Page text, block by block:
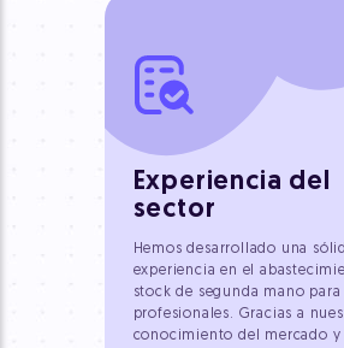
Experiencia del
sector
Hemos desarrollado una
experiencia en el
stock de segunda mano para
profesionales. Gracias a
conocimiento del mercado y